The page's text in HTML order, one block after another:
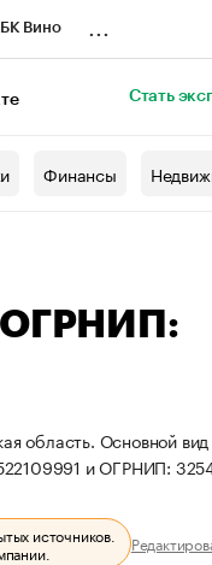
Вино
Стать
Финансы
ОГРНИП:
область. Основной вид
и ОГРНИП:
источников.